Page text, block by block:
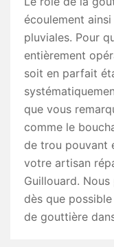
écoulement ainsi
pluviales. Pour
entièrement
soit en parfait
que vous
comme le
de trou pouvant
votre artisan
Guillouard.
dès que
de gouttière